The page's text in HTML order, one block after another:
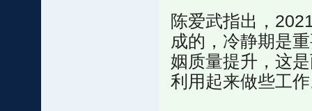
陈爱武指出，
成的，冷静期是
姻质量提升，这
利用起来做些工